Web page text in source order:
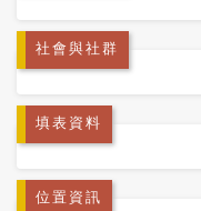
社會與社群
填表資料
位置資訊